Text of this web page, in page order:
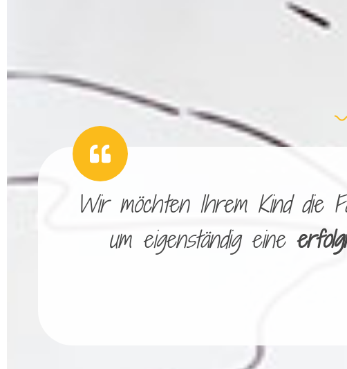
Wir möchten Ihrem Kind die
um eigenständig eine